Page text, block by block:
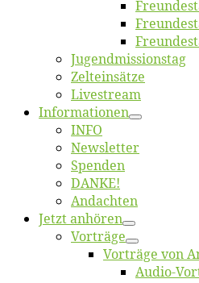
Jugend­mis­sions­tag
Zelt­ein­sät­ze
Live­stream
Informatio­nen
INFO
News­let­ter
Spen­den
DANKE!
An­dach­ten
Jetzt an­hö­ren
Vor­trä­ge
Vor­trä­ge von
Au­dio-